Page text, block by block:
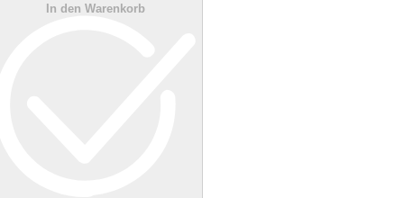
In den Warenkorb